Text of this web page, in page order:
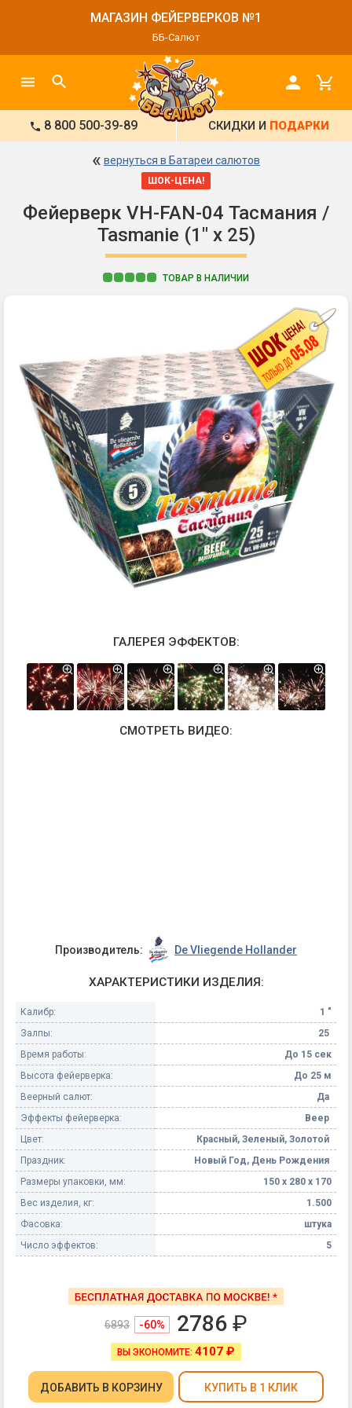
МАГАЗИН ФЕЙЕРВЕРКОВ №1
ББ-Салют
8 800 500-39-89 СКИДКИ И ПОДАРКИ
« вернуться в Батареи салютов
ШОК-ЦЕНА!
Фейерверк VH-FAN-04 Тасмания /
Tasmanie (1" х 25)
ТОВАР В НАЛИЧИИ
ГАЛЕРЕЯ ЭФФЕКТОВ:
СМОТРЕТЬ ВИДЕО:
Производитель: De Vliegende Hollander
ХАРАКТЕРИСТИКИ ИЗДЕЛИЯ:
Калибр:
1 "
Залпы:
25
Время работы:
До 15 сек
Высота фейерверка:
До 25 м
Веерный салют:
Да
Эффекты фейерверка:
Веер
Цвет:
Красный, Зеленый, Золотой
Праздник:
Новый Год, День Рождения
Размеры упаковки, мм:
150 х 280 х 170
Вес изделия, кг:
1.500
Фасовка:
штука
Число эффектов:
5
6893 -60% 2786 ₽
ВЫ ЭКОНОМИТЕ: 4107 ₽
ДОБАВИТЬ В КОРЗИНУ КУПИТЬ В 1 КЛИК